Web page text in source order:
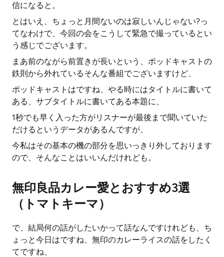
信になると。
とはいえ、ちょっと月間ないのは寂しいんじゃない?っ
てなわけで、今回の会をこうして緊急で撮っているとい
う感じでございます。
まあ前のながら前置きが長いという、ポッドキャストの
鉄則から外れているそんな番組でございますけど、
ポッドキャストはですね、やる時にはタイトルに書いて
ある、サブタイトルに書いてある本題に、
1秒でも早く入った方がリスナーが最後まで聞いていた
だけるというデータがあるんですが、
今私はその基本の機の部分を思いっきり外しております
ので、そんなことはいいんだけれども。
無印良品カレー愛とおすすめ3選
（トマトキーマ）
で、結局何の話がしたいかって話なんですけれども、ち
ょっと今日はですね、無印のカレーライスの話をしたく
てですね、